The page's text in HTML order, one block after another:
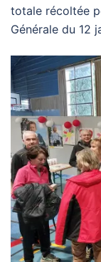
totale récoltée
Générale du 12